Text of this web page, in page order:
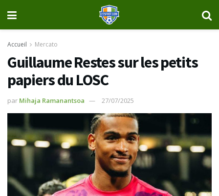
Accueil Mercato
Guillaume Restes sur les petits
papiers du LOSC
par Mihaja Ramanantsoa 27/07/2025